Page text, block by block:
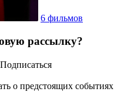
6 фильмов
рассылку?
Подписаться
о предстоящих событиях